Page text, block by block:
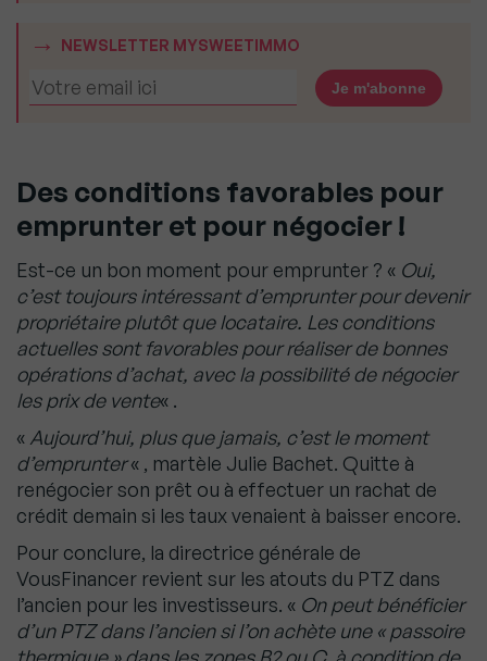
NEWSLETTER MYSWEETIMMO
Des conditions favorables pour
emprunter et pour négocier !
Est-ce un bon moment pour emprunter ? « Oui,
c’est toujours intéressant d’emprunter pour devenir
propriétaire plutôt que locataire. Les conditions
actuelles sont favorables pour réaliser de bonnes
opérations d’achat, avec la possibilité de négocier
les prix de vente« .
« Aujourd’hui, plus que jamais, c’est le moment
d’emprunter« , martèle Julie Bachet. Quitte à
renégocier son prêt ou à effectuer un rachat de
crédit demain si les taux venaient à baisser encore.
Pour conclure, la directrice générale de
VousFinancer revient sur les atouts du PTZ dans
l’ancien pour les investisseurs. « On peut bénéficier
d’un PTZ dans l’ancien si l’on achète une « passoire